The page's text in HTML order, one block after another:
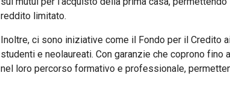
reddito limitato.
Inoltre, ci sono iniziative come il Fondo per il Credito
studenti e neolaureati. Con garanzie che coprono
nel loro percorso formativo e professionale,